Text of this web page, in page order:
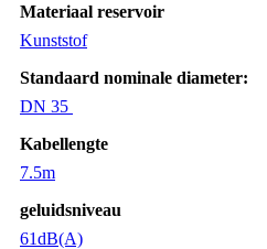
Materiaal reservoir
Kunststof
Standaard nominale diameter:
DN 35
Kabellengte
7.5m
geluidsniveau
61dB(A)